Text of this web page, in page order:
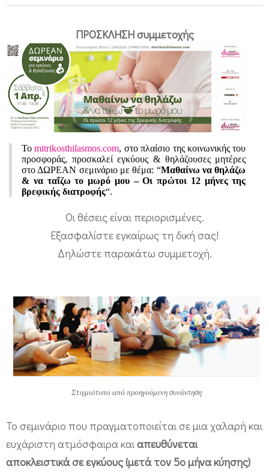
1
4
/
1
7
ά
ο
θ
ΠΡΟΣΚΛΗΣΗ συμμετοχής
Τοmitrikosthilasmos.com, στο πλαίσιο της κοινωνικής του
προσφοράς, προσκαλεί εγκύους & θηλάζουσες μητέρες
στο ΔΩΡΕΑΝ σεμινάριο με θέμα: “Μαθαίνω να θηλάζω
& να ταΐζω το μωρό μου – Οι πρώτοι 12 μήνες της
βρεφικής διατροφής“.
Οι θέσεις είναι περιορισμένες.
Εξασφαλίστε εγκαίρως τη δική σας!
Δηλώστε παρακάτω συμμετοχή.
Στιγμιότυπο από προηγούμενη συνάντηση
Το σεμινάριο που πραγματοποιείται σε μια χαλαρή και
ευχάριστη ατμόσφαιρα καιαπευθύνεται
αποκλειστικά σε εγκύους (μετά τον 5ο μήνα κύησης)